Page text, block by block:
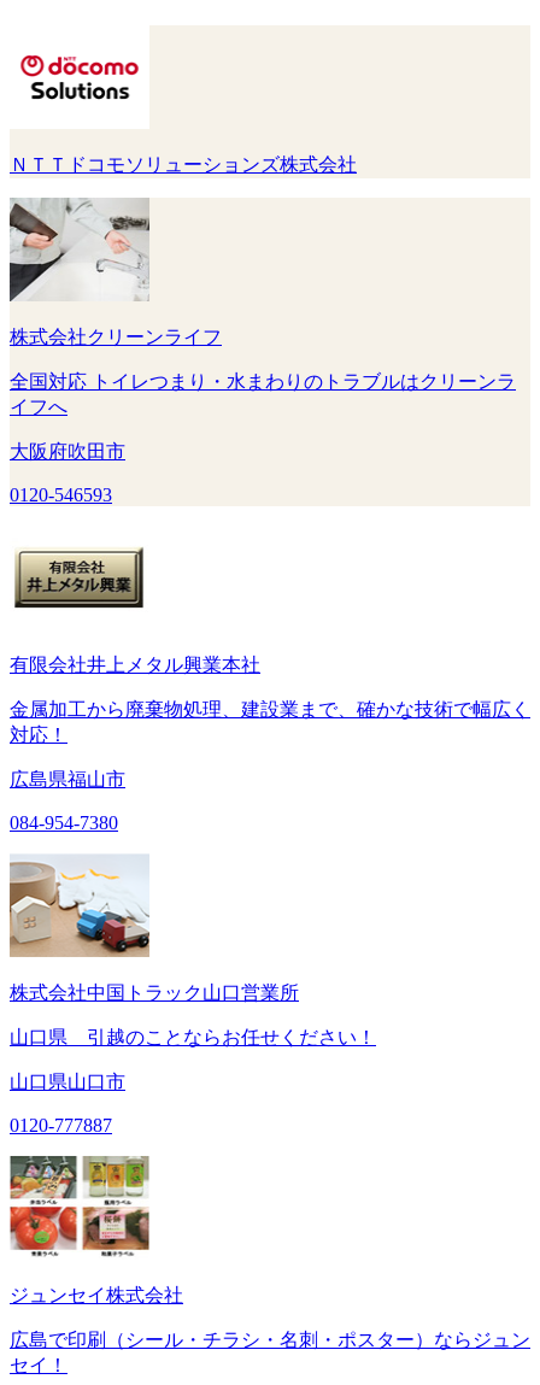
ＮＴＴドコモソリューションズ株式会社
株式会社クリーンライフ
全国対応 トイレつまり・水まわりのトラブルはクリーンラ
イフへ
大阪府吹田市
0120-546593
有限会社井上メタル興業本社
金属加工から廃棄物処理、建設業まで、確かな技術で幅広く
対応！
広島県福山市
084-954-7380
株式会社中国トラック山口営業所
山口県 引越のことならお任せください！
山口県山口市
0120-777887
ジュンセイ株式会社
広島で印刷（シール・チラシ・名刺・ポスター）ならジュン
セイ！